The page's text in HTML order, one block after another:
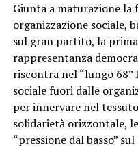
Giunta a maturazione
organizzazione sociale,
sul gran partito, la
rappresentanza
riscontra nel “lungo
sociale fuori dalle
per innervare nel
solidarietà orizzontale,
“pressione dal basso”